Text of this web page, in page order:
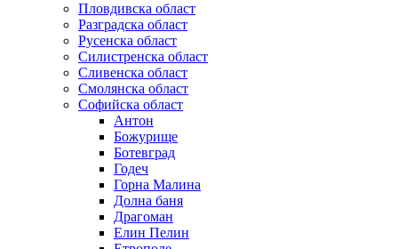
Пловдивска област
Разградска област
Русенска област
Силистренска област
Сливенска област
Смолянска област
Софийска област
Антон
Божурище
Ботевград
Годеч
Горна Малина
Долна баня
Драгоман
Елин Пелин